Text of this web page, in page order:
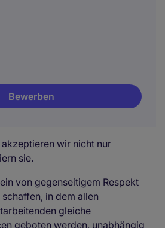
Bewerben
wir nicht nur
sie.
von gegenseitigem Respekt
in dem allen
gleiche
geboten werden, unabhängig